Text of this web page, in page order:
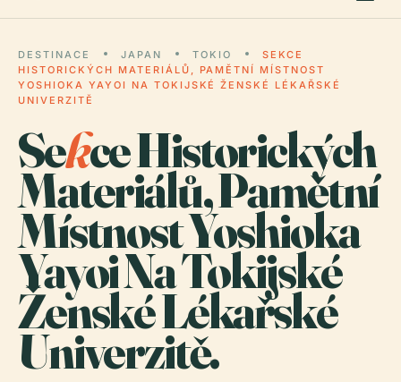
DESTINACE JAPAN TOKIO
SEKCE
HISTORICKÝCH MATERIÁLŮ, PAMĚTNÍ MÍSTNOST
YOSHIOKA YAYOI NA TOKIJSKÉ ŽENSKÉ LÉKAŘSKÉ
UNIVERZITĚ
Sekce Historických
Materiálů, Pamětní
Místnost Yoshioka
Yayoi Na Tokijské
Ženské Lékařské
Univerzitě.